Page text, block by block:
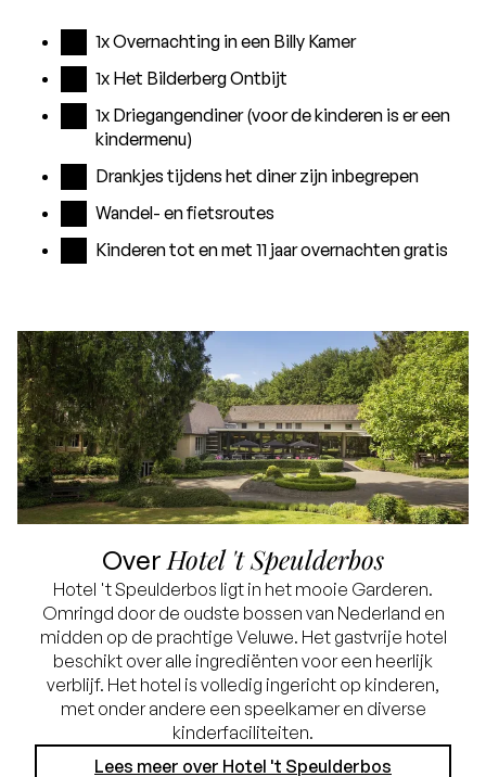
1x Overnachting in een Billy Kamer
1x Het Bilderberg Ontbijt
1x Driegangendiner (voor de kinderen is er een
kindermenu)
Drankjes tijdens het diner zijn inbegrepen
Wandel- en fietsroutes
Kinderen tot en met 11 jaar overnachten gratis
Over Hotel 't Speulderbos
Hotel 't Speulderbos ligt in het mooie Garderen.
Omringd door de oudste bossen van Nederland en
midden op de prachtige Veluwe. Het gastvrije hotel
beschikt over alle ingrediënten voor een heerlijk
verblijf. Het hotel is volledig ingericht op kinderen,
met onder andere een speelkamer en diverse
kinderfaciliteiten.
Lees meer over Hotel 't Speulderbos